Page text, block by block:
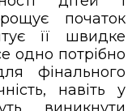
початок
її швидке
потрібно
фінального
навіть у